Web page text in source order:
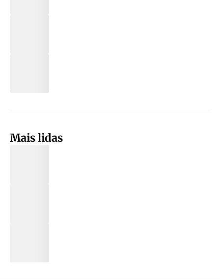
Mais lidas